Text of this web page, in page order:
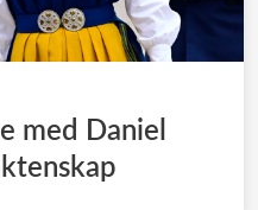
med Daniel